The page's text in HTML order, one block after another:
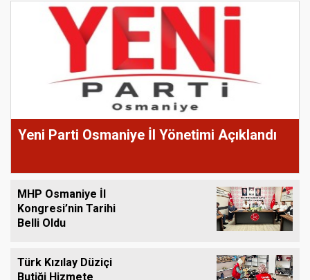
Yeni Parti Osmaniye İl Yönetimi Açıklandı
MHP Osmaniye İl
Kongresi’nin Tarihi
Belli Oldu
Türk Kızılay Düziçi
Butiği Hizmete